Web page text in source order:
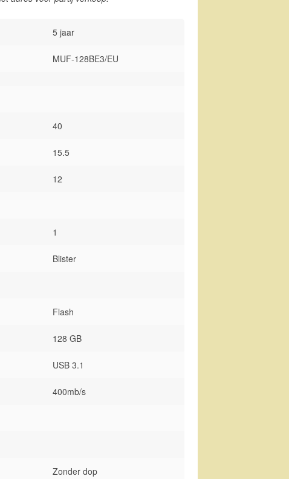
5 jaar
MUF-128BE3/EU
40
15.5
12
1
Blister
Flash
128 GB
USB 3.1
400mb/s
Zonder dop